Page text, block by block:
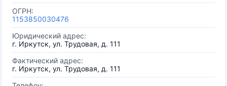
ОГРН:
1153850030476
Юридический адрес:
г. Иркутск, ул. Трудовая, д. 111
Фактический адрес:
г. Иркутск, ул. Трудовая, д. 111